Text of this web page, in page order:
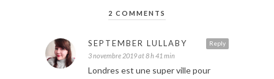
2 COMMENTS
Reply
SEPTEMBER LULLABY
3 novembre 2019 at 8 h 41 min
Londres est une super ville pour